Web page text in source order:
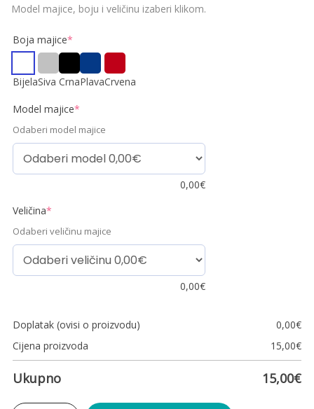
Model majice, boju i veličinu izaberi klikom.
Boja majice*
BijelaSiva CrnaPlavaCrvena
Model majice*
Odaberi model majice
0,00€
Veličina*
Odaberi veličinu majice
0,00€
Doplatak (ovisi o proizvodu) 0,00€
Cijena proizvoda
15,00€
Ukupno 15,00€